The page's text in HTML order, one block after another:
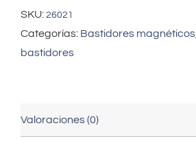
SKU: 26021
Categorías: Bastidores magnéticos
bastidores
Valoraciones (0)